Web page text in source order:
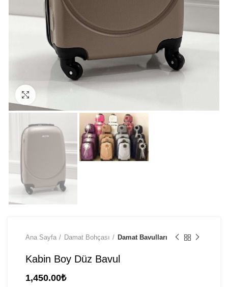
Ana Sayfa Damat Bohçası Damat Bavulları
Kabin Boy Düz Bavul
1,450.00₺